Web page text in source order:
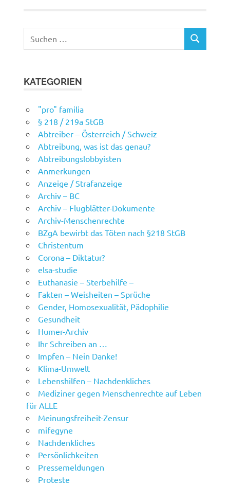
nach:
SUCHEN
KATEGORIEN
"pro" familia
§ 218 / 219a StGB
Abtreiber – Österreich / Schweiz
Abtreibung, was ist das genau?
Abtreibungslobbyisten
Anmerkungen
Anzeige / Strafanzeige
Archiv – BC
Archiv – Flugblätter-Dokumente
Archiv-Menschenrechte
BZgA bewirbt das Töten nach §218 StGB
Christentum
Corona – Diktatur?
elsa-studie
Euthanasie – Sterbehilfe –
Fakten – Weisheiten – Sprüche
Gender, Homosexualität, Pädophilie
Gesundheit
Humer-Archiv
Ihr Schreiben an …
Impfen – Nein Danke!
Klima-Umwelt
Lebenshilfen – Nachdenkliches
Mediziner gegen Menschenrechte auf Leben
für ALLE
Meinungsfreiheit-Zensur
mifegyne
Nachdenkliches
Persönlichkeiten
Pressemeldungen
Proteste